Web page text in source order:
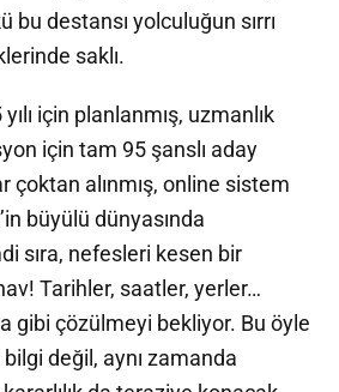
bu destansı yolculuğun sırrı
saklı.
için planlanmış, uzmanlık
için tam 95 şanslı aday
çoktan alınmış, online sistem
büyülü dünyasında
sıra, nefesleri kesen bir
Tarihler, saatler, yerler…
gibi çözülmeyi bekliyor. Bu öyle
değil, aynı zamanda